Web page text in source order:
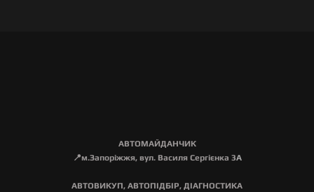
АВТОМАЙДАНЧИК
📍м.Запоріжжя, вул. Василя Сергієнка 3А
АВТОВИКУП, АВТОПІДБІР, ДІАГНОСТИКА